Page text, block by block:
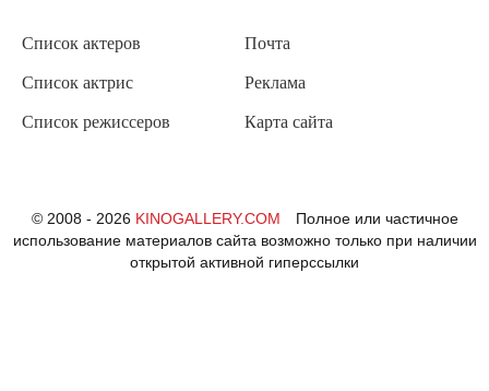
Список актеров
Список актрис
Список режиссеров
Почта
Реклама
Карта сайта
© 2008 - 2026 KINOGALLERY.COM
Полное или частичное
использование материалов сайта возможно только при наличии
открытой активной гиперссылки